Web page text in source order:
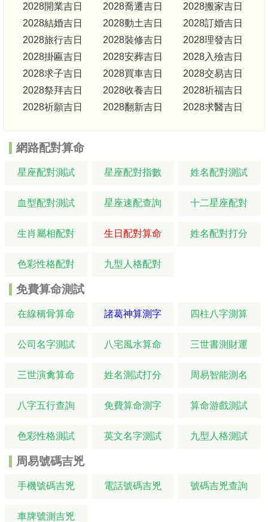
2028開業吉日 2028喬遷吉日
2028搬家吉日
2028結婚吉日
2028動土吉日
2028訂婚吉日
2028旅行吉日
2028裝修吉日
2028理發吉日
2028掛匾吉日
2028安葬吉日
2028入殮吉日
2028求子吉日
2028買車吉日
2028交易吉日
2028祭拜吉日
2028收養吉日
2028祈福吉日
2028祈願吉日
2028翻新吉日 2028求醫吉日
網路配對算命
星座配對測試 星座配對指數 姓名配對測試
血型配對測試 星座速配查詢 十二星座配對
生肖屬相配對 生日配對算命 姓名配對打分
色彩性格配對 九型人格配對
免費算命測試
在線稱骨算命 諸葛神算測字 四柱八字測算
公司名字測試 八宅風水算命 三世書測財運
三世演禽算命 姓名測試打分 周易智能測名
八字五行查詢 免費算命測字 算命游戲測試
色彩性格測試 英文名字測試 九型人格測試
周易號碼吉兇
手機號碼吉兇 電話號碼吉兇 號碼吉兇查詢
車牌號測吉兇